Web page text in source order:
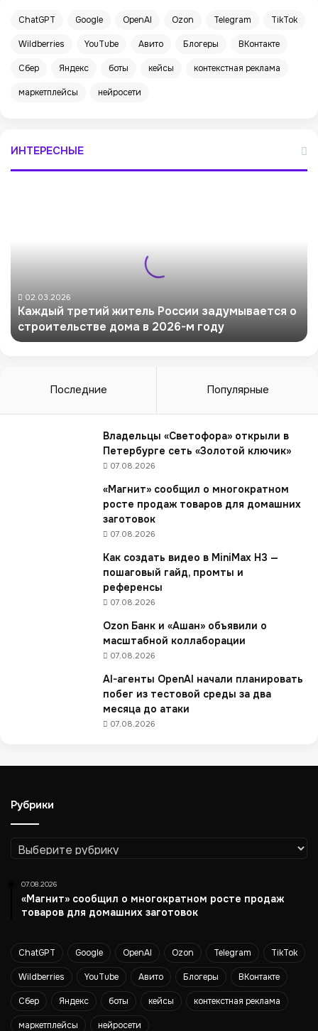
ChatGPT Google OpenAI Ozon Telegram TikTok
Wildberries YouTube Авито Блогеры ВКонтакте
Сбер Яндекс боты кейсы контекстная реклама
маркетплейсы нейросети
ИНТЕРЕСНЫЕ
и
е
и
е
м
02.03.2026
Каждый третий житель России задумывается о
строительстве дома в 2026-м году
Последние Популярные
Владельцы «Светофора» открыли в
Петербурге сеть «Золотой ключик»
07.08.2026
«Магнит» сообщил о многократном
росте продаж товаров для домашних
заготовок
07.08.2026
Как создать видео в MiniMax H3 —
пошаговый гайд, промты и
референсы
07.08.2026
Ozon Банк и «Ашан» объявили о
масштабной коллаборации
07.08.2026
AI-агенты OpenAI начали планировать
побег из тестовой среды за два
месяца до атаки
07.08.2026
Рубрики
Рубрики
07.08.2026
«Магнит» сообщил о многократном росте продаж
товаров для домашних заготовок
ChatGPT Google OpenAI Ozon Telegram TikTok
Wildberries YouTube Авито Блогеры ВКонтакте
Сбер Яндекс боты кейсы контекстная реклама
маркетплейсы нейросети